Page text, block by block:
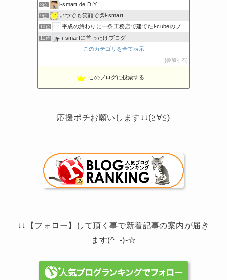
8位 i-smart de DIY
9位 いつでも笑顔で@i-smart
10位 平成の終わりに一条工務店で建てたi-cubeのブログ
11位 i-smartに首ったけブログ
節約しないエコライフ
わたしの家づくり│ハウスメーカーで注文住宅を建てよう
このカテゴリを全て表示
参加する
このブログに投票する
応援ポチお願いします↓↓(≧∀≦)
↓↓【フォロー】して頂く事で新着記事の案内が届き
ます(^_-)-☆